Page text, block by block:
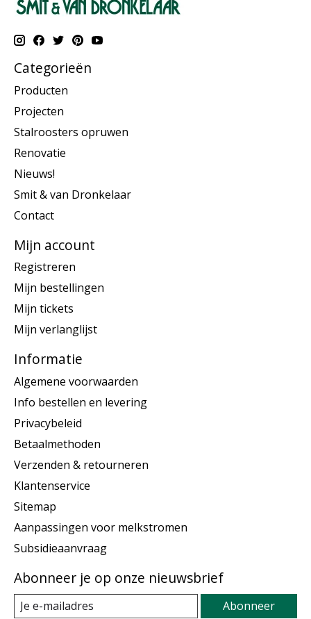
Categorieën
Producten
Projecten
Stalroosters opruwen
Renovatie
Nieuws!
Smit & van Dronkelaar
Contact
Mijn account
Registreren
Mijn bestellingen
Mijn tickets
Mijn verlanglijst
Informatie
Algemene voorwaarden
Info bestellen en levering
Privacybeleid
Betaalmethoden
Verzenden & retourneren
Klantenservice
Sitemap
Aanpassingen voor melkstromen
Subsidieaanvraag
Abonneer je op onze nieuwsbrief
Abonneer